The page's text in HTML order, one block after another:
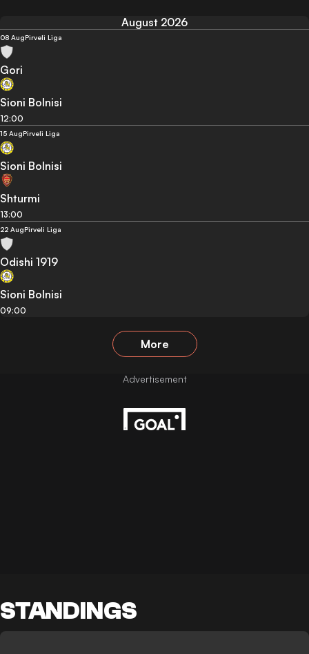
August 2026
08 AugPirveli Liga
Gori
Sioni Bolnisi
12:00
15 AugPirveli Liga
Sioni Bolnisi
Shturmi
13:00
22 AugPirveli Liga
Odishi 1919
Sioni Bolnisi
09:00
More
STANDINGS